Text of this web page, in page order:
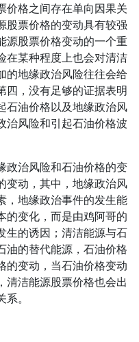
价格之间存在单向因果关
股票价格的变动具有较强
源股票价格变动的一个重
在某种程度上也会对清洁
的地缘政治风险往往会给
四，没有足够的证据表明
石油价格以及地缘政治风
治风险和引起石油价格波
政治风险和石油价格的变
变动，其中，地缘政治风
，地缘政治事件的发生能
的变化，而是由鸡阿哥的
生的诱因；清洁能源与石
油的替代能源，石油价格
的变动，当石油价格变动
清洁能源股票价格也会出
。